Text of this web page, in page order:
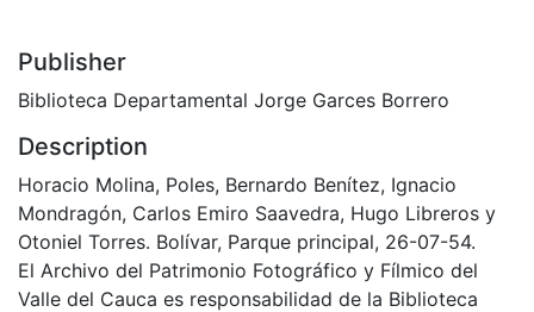
Publisher
Biblioteca Departamental Jorge Garces Borrero
Description
Horacio Molina, Poles, Bernardo Benítez, Ignacio
Mondragón, Carlos Emiro Saavedra, Hugo Libreros y
Otoniel Torres. Bolívar, Parque principal, 26-07-54.
El Archivo del Patrimonio Fotográfico y Fílmico del
Valle del Cauca es responsabilidad de la Biblioteca